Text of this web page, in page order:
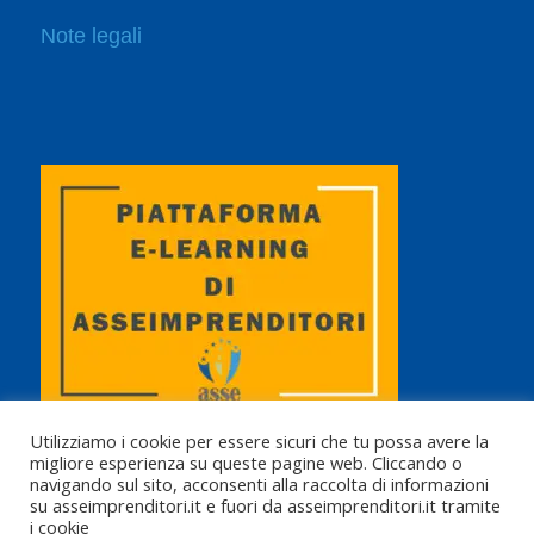
Note legali
Utilizziamo i cookie per essere sicuri che tu possa avere la
migliore esperienza su queste pagine web. Cliccando o
navigando sul sito, acconsenti alla raccolta di informazioni
su asseimprenditori.it e fuori da asseimprenditori.it tramite
i cookie